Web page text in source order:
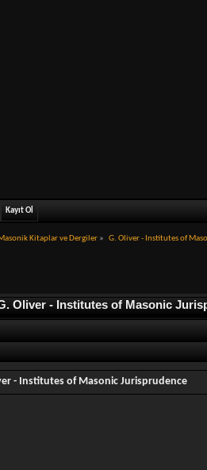
Kayıt Ol
Kitaplar ve Dergiler » G. Oliver - Institutes of
Oliver - Institutes of Masonic
- Institutes of Masonic Jurisprudence